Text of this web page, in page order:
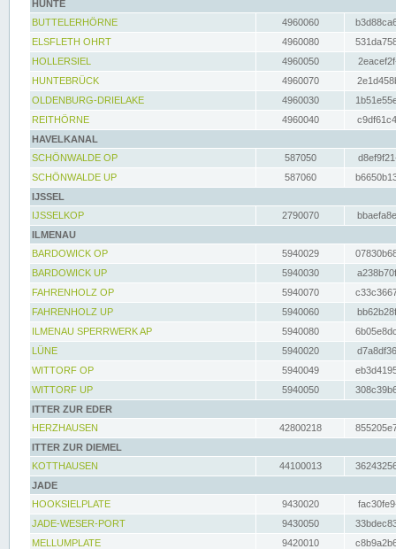
HUNTE
BUTTELERHÖRNE
4960060
ELSFLETH OHRT
4960080
HOLLERSIEL
4960050
HUNTEBRÜCK
4960070
OLDENBURG-DRIELAKE
4960030
REITHÖRNE
4960040
HAVELKANAL
SCHÖNWALDE OP
587050
SCHÖNWALDE UP
587060
IJSSEL
IJSSELKOP
2790070
ILMENAU
BARDOWICK OP
5940029
BARDOWICK UP
5940030
FAHRENHOLZ OP
5940070
FAHRENHOLZ UP
5940060
ILMENAU SPERRWERK AP
5940080
LÜNE
5940020
WITTORF OP
5940049
WITTORF UP
5940050
ITTER ZUR EDER
HERZHAUSEN
42800218
ITTER ZUR DIEMEL
KOTTHAUSEN
44100013
JADE
HOOKSIELPLATE
9430020
JADE-WESER-PORT
9430050
MELLUMPLATE
9420010